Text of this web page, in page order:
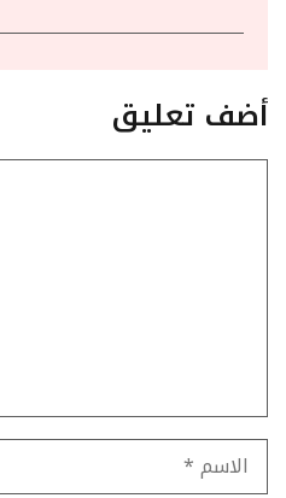
أضف تعليق
الاسم